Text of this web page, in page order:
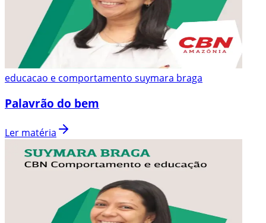
educacao e comportamento suymara braga
Palavrão do bem
Ler matéria